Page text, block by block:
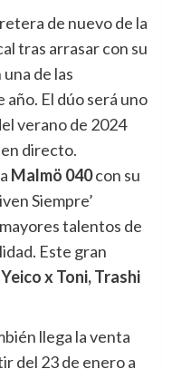
de nuevo de la
tras arrasar con su
de las
año. El dúo será uno
verano de 2024
directo.
Malmö 040con su
Siempre’
talentos de
Este gran
x Toni, Trashi
llega la venta
del 23 de enero a